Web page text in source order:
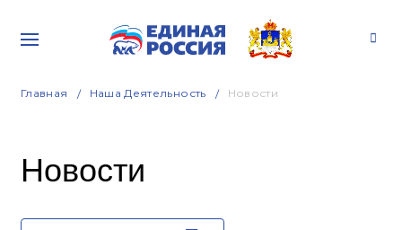
Главная Наша Деятельность Новости
Новости